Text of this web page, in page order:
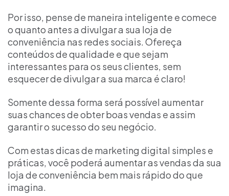
Por isso, pense de maneira inteligente e comece
o quanto antes a divulgar a sua loja de
conveniência nas redes sociais. Ofereça
conteúdos de qualidade e que sejam
interessantes para os seus clientes, sem
esquecer de divulgar a sua marca é claro!
Somente dessa forma será possível aumentar
suas chances de obter boas vendas e assim
garantir o sucesso do seu negócio.
Com estasdicas de marketing digital simples e
práticas, você poderá aumentar as vendas da sua
loja de conveniência bem mais rápido do que
imagina.